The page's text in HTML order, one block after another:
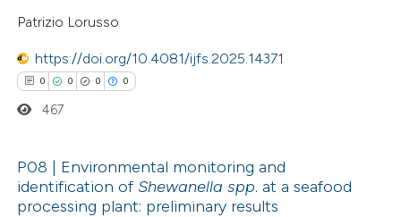
atscite.ai
shows how a scientific paper
of the citation, a
describing whether
mentions, or contrasts
Patrizio Lorusso
https://doi.org/10.4081/ijfs.2025.14371
0 0 0 0
Citing Publications
467
P08 | Environmental monitoring and
identification ofShewanella spp. at a seafood
processing plant: preliminary results